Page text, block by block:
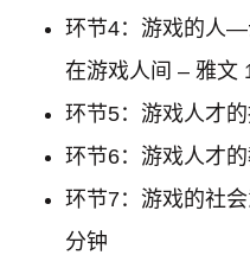
环节4：游戏的人—
在游戏人间 – 雅文
环节5：游戏人才
环节6：游戏人才
环节7：游戏的社
分钟